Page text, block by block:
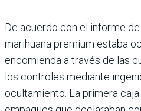
De acuerdo con el informe
marihuana premium estaba
encomienda a través de las
los controles mediante
ocultamiento. La primera